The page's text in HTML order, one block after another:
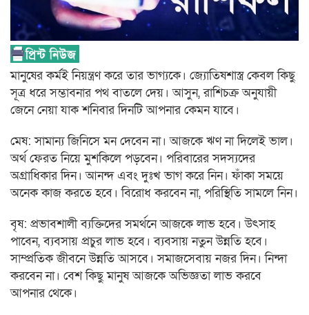
মানুষের কর্মই নিয়ন্ত্রণ করে তার ভাগ্যকে। জ্যোতিষশাস্ত্র কেবল কিছু
সূত্র ধরে সম্ভাবনার পথ বাতলে দেয়। আসুন, রাশিচক্র অনুযায়ী
জেনে নেয়া যাক শনিবার দিনটি আপনার কেমন যাবে।
মেষ: সামান্য জিনিসে মন দেবেন না। আজকে ঋণ না দিলেই ভাল।
অর্থ ফেরত নিয়ে মুশকিলে পড়বেন। পরিবারের সদস্যদের
অগ্রাধিকার দিন। আনন্দ এবং দুঃখ ভাগ করে নিন। ফাঁকা সময়ে
অনেক কাজ করতে হবে। বিরোধ করবেন না, পরিস্থিতি সামলে নিন।
বৃষ: প্রভাবশালী ব্যক্তিদের সমর্থনে আজকে লাভ হবে। উৎসাহ
পাবেন, ব্যবসায় প্রচুর লাভ হবে। ব্যবসায় নতুন উন্নতি হবে।
সাম্প্রতিক জীবনে উন্নতি আসবে। সমাজসেবায় নজর দিন। নিন্দা
করবেন না। বেশ কিছু মানুষ আজকে অভিজ্ঞতা লাভ করবে
আপনার থেকে।